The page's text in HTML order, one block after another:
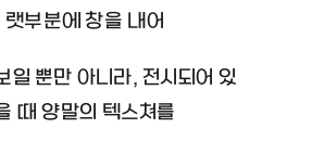
랫부분에 창을 내어
일 뿐만 아니라, 전시되어 있
때 양말의 텍스쳐를